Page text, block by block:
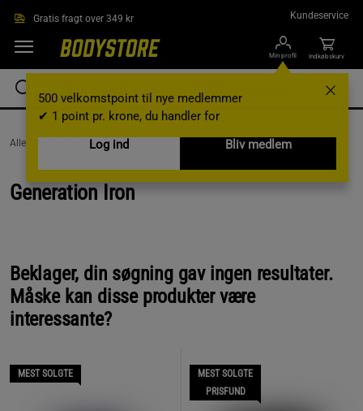
Gratis fragt over 349 kr Kundeservice
Min profil
500 velkomstpoint til nye medlemmer
✔ 1 point pr. krone, du handler for
Log ind
Bliv medlem
Indkøbskurv
AlleVaremærker / Generation Iron
Generation Iron
Beklager, din søgning gav ingen resultater.
Måske kan disse produkter være
interessante?
MEST SOLGTE
MEST SOLGTE
PRISFUND